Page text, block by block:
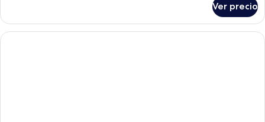
King
Room
Ver precio